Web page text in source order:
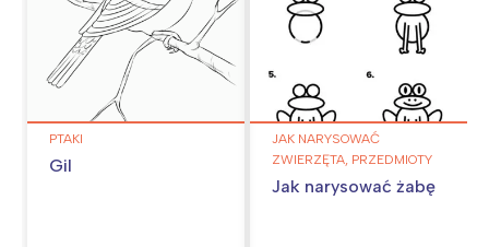
PTAKI
Gil
JAK NARYSOWAĆ
ZWIERZĘTA, PRZEDMIOTY
Jak narysować żabę